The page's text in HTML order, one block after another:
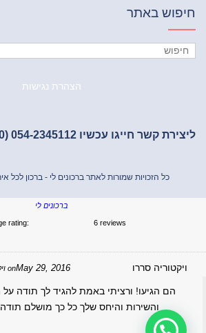
חיפוש באתר
הצהרת נגישות
ליצירת קשר חייגו עכשיו 054-2345112 (09:00-16:00)
כל הזכויות שמורות לאתר ברכונים לי - ברכון לכל
ברכונים לי
rating: 6 reviews
ויקטוריה סררו May 29, 2016
on
הם הגיעו! ורציתי באמת להגיד לך תודה
והשירות והיחס שלך כל כך מושלם